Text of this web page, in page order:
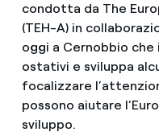
condotta da The
(TEH-A) in
oggi a Cernobbio
ostativi e sviluppa
focalizzare
possono aiutare
sviluppo.